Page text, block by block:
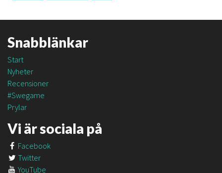
Snabblänkar
Start
Nyheter
Recensioner
#Swegame
Prylar
Vi är sociala på
Facebook
Twitter
YouTube